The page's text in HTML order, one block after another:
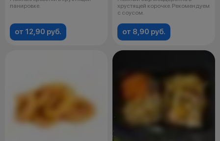
панировке.
от 12,90 руб.
хрустящей корочке. Рекомендуем
с соусом.
от 8,90 руб.